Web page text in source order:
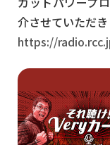
介させていただき
https://